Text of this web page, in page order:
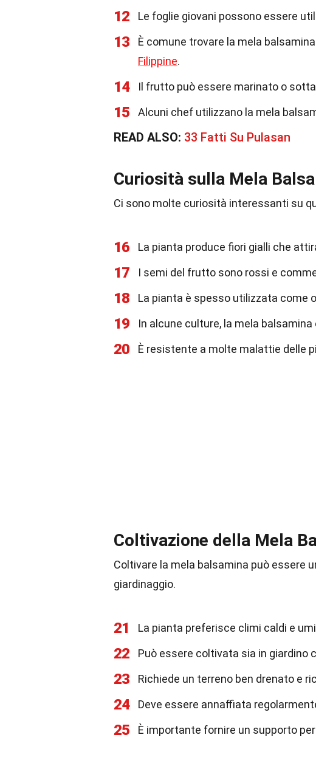
12 Le foglie giovani possono essere
13
È comune trovare la mela
Filippine.
14 Il frutto può essere marinato o
15 Alcuni chef utilizzano la mela
READ ALSO: 33 Fatti Su Pulasan
Curiosità sulla Mela
Ci sono molte curiosità interessanti su
16 La pianta produce fiori gialli che
17 I semi del frutto sono rossi e
18 La pianta è spesso utilizzata come
19 In alcune culture, la mela
20 È resistente a molte malattie delle
Coltivazione della Mela
Coltivare la mela balsamina può essere
giardinaggio.
21 La pianta preferisce climi caldi e
22 Può essere coltivata sia in giardino
23 Richiede un terreno ben drenato e
24 Deve essere annaffiata
25 È importante fornire un supporto